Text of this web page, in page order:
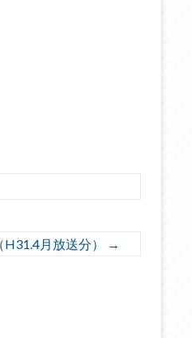
月放送分） →